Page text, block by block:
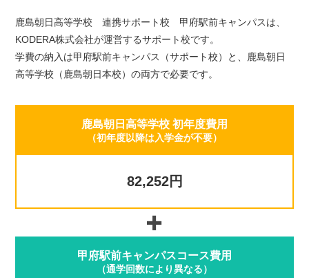
鹿島朝日高等学校 連携サポート校 甲府駅前キャンパスは、
KODERA株式会社が運営するサポート校です。
学費の納入は甲府駅前キャンパス（サポート校）と、鹿島朝日
高等学校（鹿島朝日本校）の両方で必要です。
鹿島朝日高等学校 初年度費用
（初年度以降は入学金が不要）
82,252円
甲府駅前キャンパスコース費用
（通学回数により異なる）